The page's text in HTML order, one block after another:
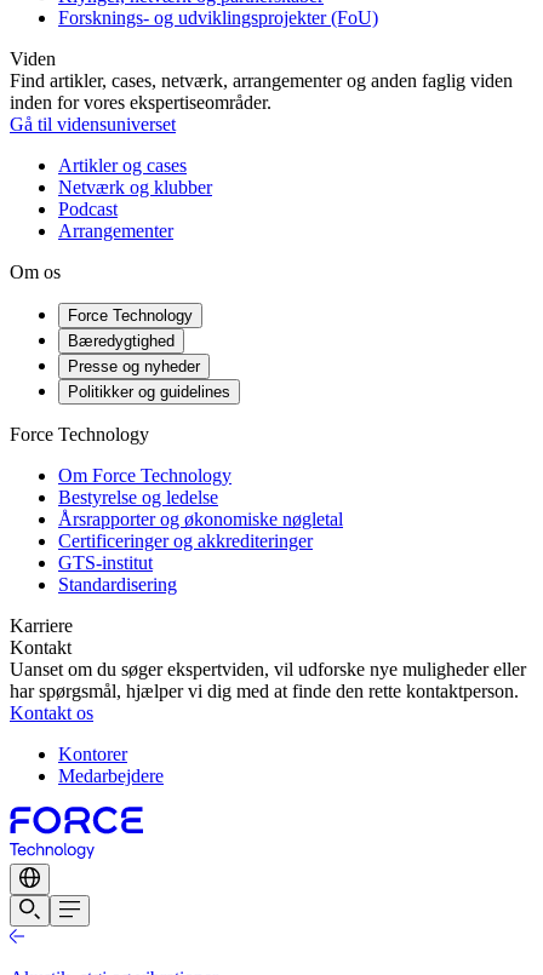
Forsknings- og udviklingsprojekter (FoU)
Viden
Find artikler, cases, netværk, arrangementer og anden faglig viden
inden for vores ekspertiseområder.
Gå til vidensuniverset
Artikler og cases
Netværk og klubber
Podcast
Arrangementer
Om os
Force Technology
Bæredygtighed
Presse og nyheder
Politikker og guidelines
Force Technology
Om Force Technology
Bestyrelse og ledelse
Årsrapporter og økonomiske nøgletal
Certificeringer og akkrediteringer
GTS-institut
Standardisering
Karriere
Kontakt
Uanset om du søger ekspertviden, vil udforske nye muligheder eller
har spørgsmål, hjælper vi dig med at finde den rette kontaktperson.
Kontakt os
Kontorer
Medarbejdere